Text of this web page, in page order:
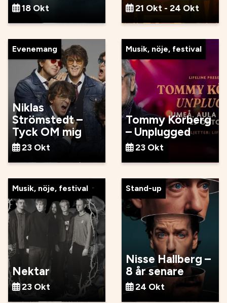
18 Okt 21 Okt - 24 Okt
Evenemang
Niklas
Strömstedt –
Tyck OM mig
23 Okt
Musik, nöje, festival
Tommy Körberg
– Unplugged
23 Okt
Musik, nöje, festival
Nektar
23 Okt
Stand-up
Nisse Hallberg –
8 år senare
24 Okt